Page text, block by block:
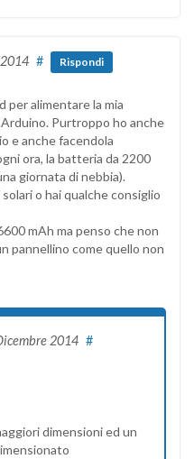
# Rispondi
per alimentare la mia
Purtroppo ho anche
e anche facendola
ora, la batteria da 2200
giornata di nebbia).
o hai qualche consiglio
mAh ma penso che non
pannellino come quello non
2014 #
dimensioni ed un